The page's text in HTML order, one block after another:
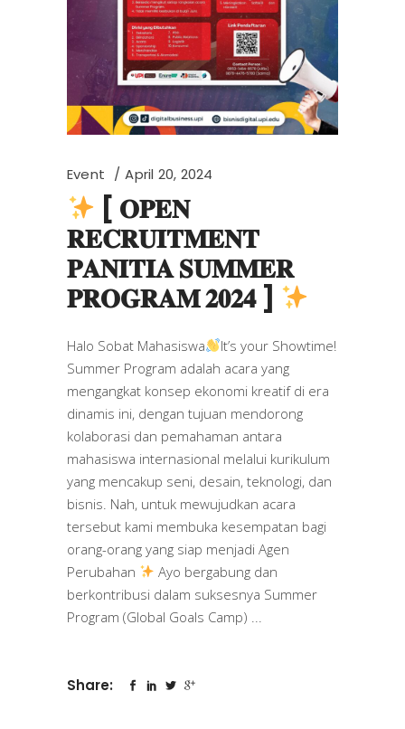
Event April 20, 2024
[ 𝐎𝐏𝐄𝐍
𝐑𝐄𝐂𝐑𝐔𝐈𝐓𝐌𝐄𝐍𝐓
𝐏𝐀𝐍𝐈𝐓𝐈𝐀 𝐒𝐔𝐌𝐌𝐄𝐑
𝐏𝐑𝐎𝐆𝐑𝐀𝐌 𝟐𝟎𝟐𝟒 ]
Halo Sobat Mahasiswa
It’s your Showtime!
Summer Program adalah acara yang
mengangkat konsep ekonomi kreatif di era
dinamis ini, dengan tujuan mendorong
kolaborasi dan pemahaman antara
mahasiswa internasional melalui kurikulum
yang mencakup seni, desain, teknologi, dan
bisnis. Nah, untuk mewujudkan acara
tersebut kami membuka kesempatan bagi
orang-orang yang siap menjadi Agen
Perubahan
Ayo bergabung dan
berkontribusi dalam suksesnya Summer
Program (Global Goals Camp)
Share: